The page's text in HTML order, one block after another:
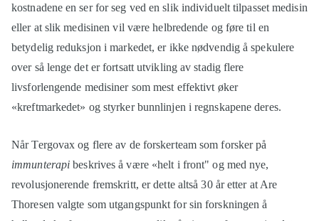
kostnadene en ser for seg ved en slik individuelt tilpasset medisin
eller at slik medisinen vil være helbredende og føre til en
betydelig reduksjon i markedet, er ikke nødvendig å spekulere
over så lenge det er fortsatt utvikling av stadig flere
livsforlengende medisiner som mest effektivt øker
«kreftmarkedet» og styrker bunnlinjen i regnskapene deres.
Når Tergovax og flere av de forskerteam som forsker på
immunterapi beskrives å være «helt i front" og med nye,
revolusjonerende fremskritt, er dette altså 30 år etter at Are
Thoresen valgte som utgangspunkt for sin forskningen å